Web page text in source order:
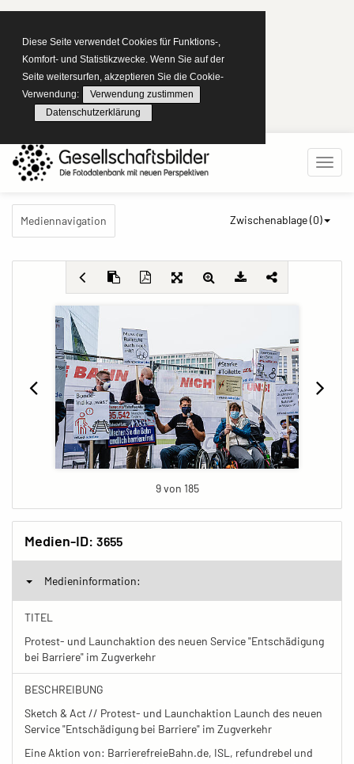
Diese Seite verwendet Cookies für Funktions-,
Komfort- und Statistikzwecke. Wenn Sie auf der
Seite weitersurfen, akzeptieren Sie die Cookie-
Verwendung:
Verwendung zustimmen
Datenschutzerklärung
Mediennavigation Zwischenablage (0)
9 von 185
Medien-ID: 3655
Medieninformation:
TITEL
Protest- und Launchaktion des neuen Service "Entschädigung
bei Barriere" im Zugverkehr
BESCHREIBUNG
Sketch & Act // Protest- und Launchaktion Launch des neuen
Service "Entschädigung bei Barriere" im Zugverkehr
Eine Aktion von: BarrierefreieBahn.de, ISL, refundrebel und